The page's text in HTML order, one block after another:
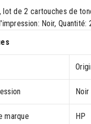
de 2 cartouches de
Noir, Quantité:
Noir
marque HP